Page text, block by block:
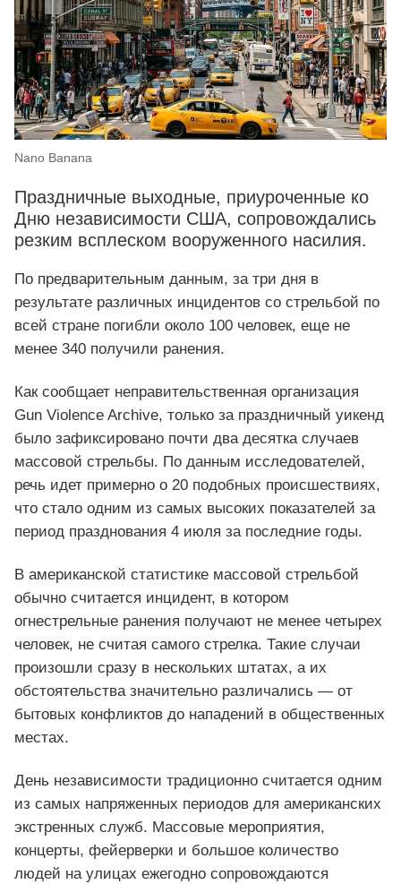
Nano Banana
Праздничные выходные, приуроченные ко
Дню независимости США, сопровождались
резким всплеском вооруженного насилия.
По предварительным данным, за три дня в
результате различных инцидентов со стрельбой по
всей стране погибли около 100 человек, еще не
менее 340 получили ранения.
Как сообщает неправительственная организация
Gun Violence Archive, только за праздничный уикенд
было зафиксировано почти два десятка случаев
массовой стрельбы. По данным исследователей,
речь идет примерно о 20 подобных происшествиях,
что стало одним из самых высоких показателей за
период празднования 4 июля за последние годы.
В американской статистике массовой стрельбой
обычно считается инцидент, в котором
огнестрельные ранения получают не менее четырех
человек, не считая самого стрелка. Такие случаи
произошли сразу в нескольких штатах, а их
обстоятельства значительно различались — от
бытовых конфликтов до нападений в общественных
местах.
День независимости традиционно считается одним
из самых напряженных периодов для американских
экстренных служб. Массовые мероприятия,
концерты, фейерверки и большое количество
людей на улицах ежегодно сопровождаются